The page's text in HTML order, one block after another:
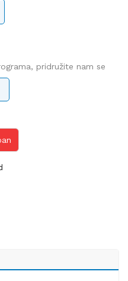
pridružite nam se